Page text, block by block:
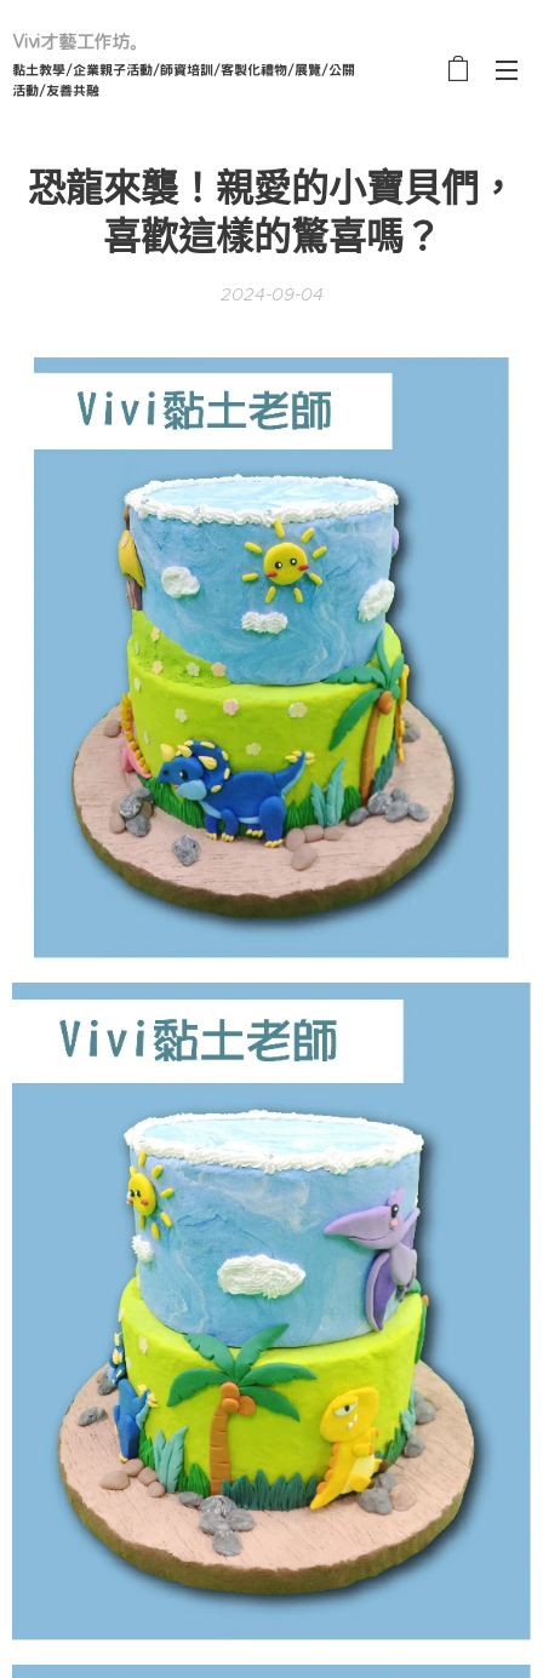
Vivi才藝工作坊。
黏土教學/企業親子活動/師資培訓/客製化禮物/展覽/公關
活動/友善共融
恐龍來襲！親愛的小寶貝們，
喜歡這樣的驚喜嗎？
2024-09-04